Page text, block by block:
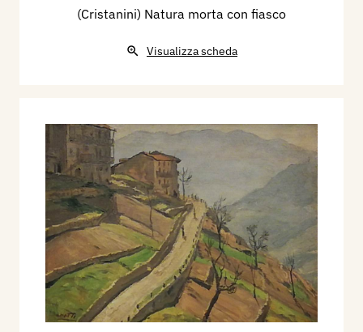
(Cristanini) Natura morta con fiasco
Visualizza scheda